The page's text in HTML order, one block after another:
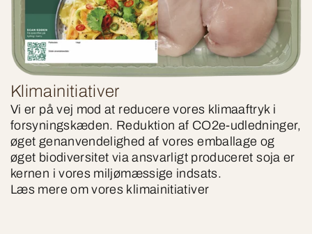
Klimainitiativer
Vi er på vej mod at reducere vores klimaaftryk i
forsyningskæden. Reduktion af CO2e-udledninger,
øget genanvendelighed af vores emballage og
øget biodiversitet via ansvarligt produceret soja er
kernen i vores miljømæssige indsats.
Læs mere om vores klimainitiativer